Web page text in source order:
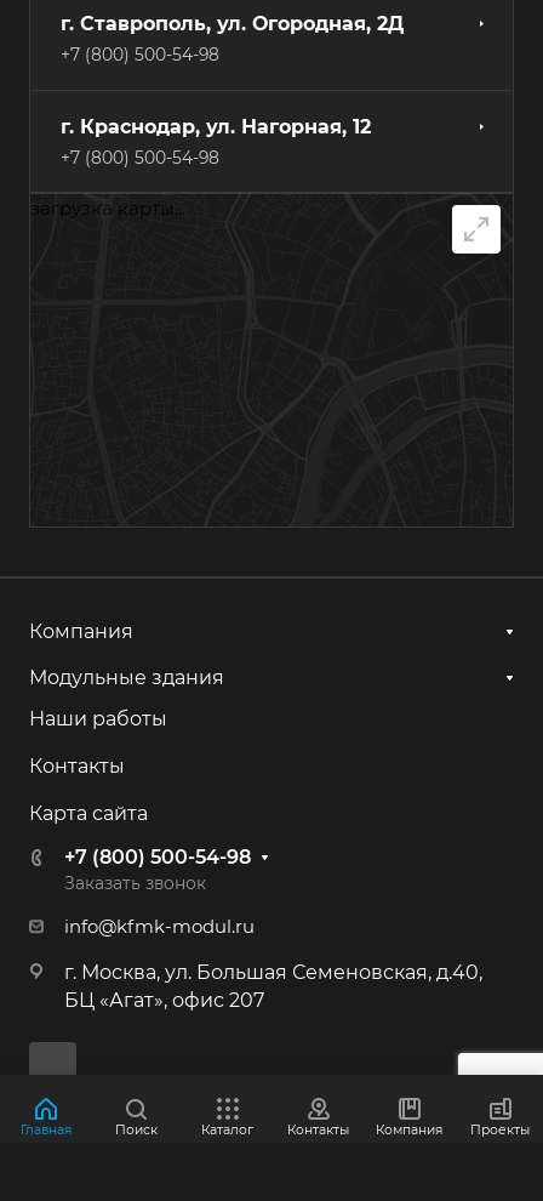
г. Ставрополь, ул. Огородная, 2Д
+7 (800) 500-54-98
г. Краснодар, ул. Нагорная, 12
+7 (800) 500-54-98
г. Ижевск, ул. Аграрная, 13
+7 (800) 500-54-98
+7 (800) 500-54-98
г. Иркутск, ул. 2-я Батарейная, 53
+7 (800) 500-54-98
40
+7 (495) 646-87-53
г. Краснознаменск, Индустриальная,
д.3
загрузка карты...
Компания
Модульные здания
Наши работы
Контакты
Карта сайта
+7 (800) 500-54-98
Заказать звонок
info@kfmk-modul.ru
г. Москва, ул. Большая Семеновская, д.40,
БЦ «Агат», офис 207
Главная Поиск Каталог Контакты Компания Проекты